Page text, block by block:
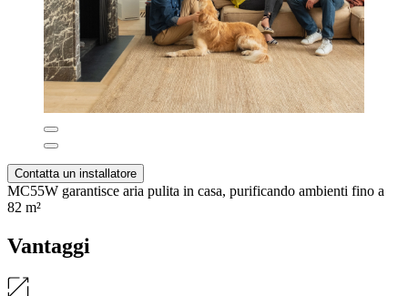
Contatta un installatore
MC55W garantisce aria pulita in casa, purificando ambienti fino a
82 m²
Vantaggi